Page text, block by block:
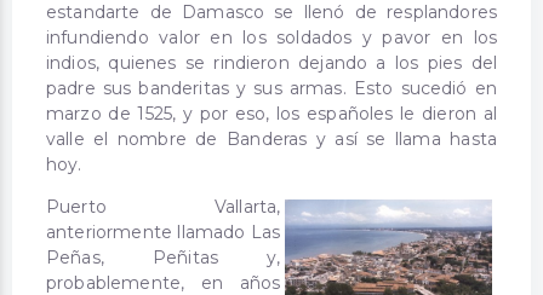
estandarte de Damasco se llenó de resplandores
infundiendo valor en los soldados y pavor en los
indios, quienes se rindieron dejando a los pies del
padre sus banderitas y sus armas. Esto sucedió en
marzo de 1525, y por eso, los españoles le dieron al
valle el nombre de Banderas y así se llama hasta
hoy.
Puerto Vallarta,
anteriormente llamado Las
Peñas, Peñitas y,
probablemente, en años